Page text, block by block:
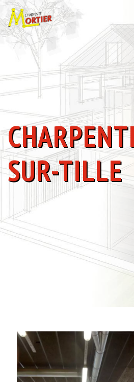
CHARPENTE IS-
SUR-TILLE
Panneau de gestion des cookies